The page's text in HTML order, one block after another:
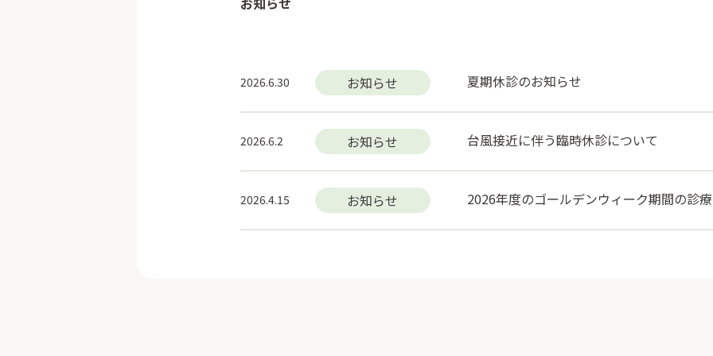
2026.6.30 お知らせ 夏期休診のお知らせ
2026.6.2 お知らせ 台風接近に伴う臨時休診について
2026.4.15 お知らせ 2026年度のゴールデンウィーク期間の診